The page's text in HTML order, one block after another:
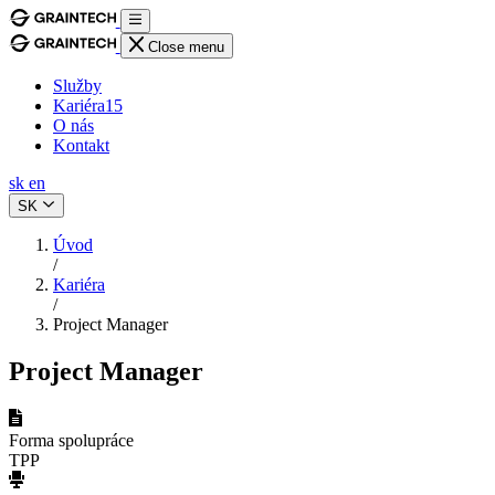
Close menu
Služby
Kariéra15
O nás
Kontakt
sk en
SK
Úvod
/
Kariéra
/
Project Manager
Project Manager
Forma spolupráce
TPP